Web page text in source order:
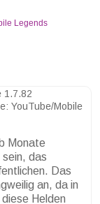
Legends
YouTube/Mobile
Monate
das
Das
an, da in
Helden